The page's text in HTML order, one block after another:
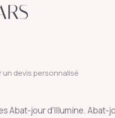
devis personnalisé
Abat-jour d'Illumine. Abat-